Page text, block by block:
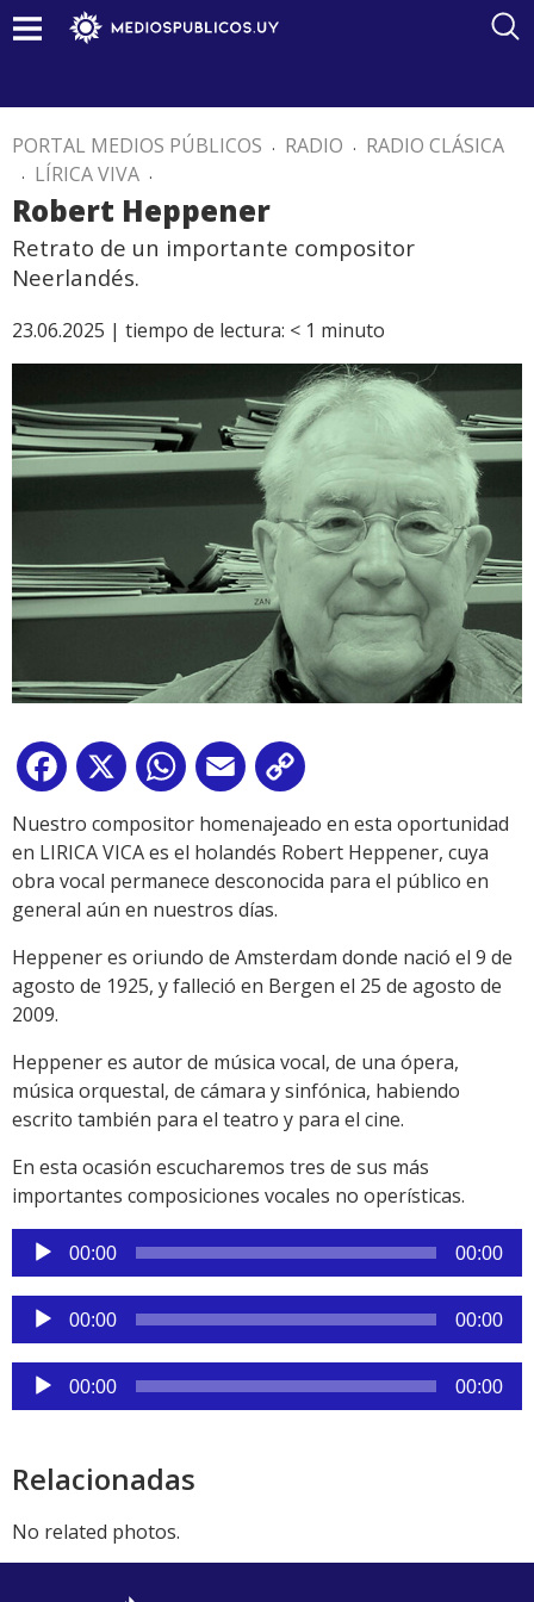
PORTAL MEDIOS PÚBLICOS . RADIO . RADIO CLÁSICA
. LÍRICA VIVA .
Robert Heppener
Retrato de un importante compositor
Neerlandés.
23.06.2025 | tiempo de lectura: < 1 minuto
Facebook
X WhatsApp
Email
Link
Nuestro compositor homenajeado en esta oportunidad
en LIRICA VICA es el holandés Robert Heppener, cuya
obra vocal permanece desconocida para el público en
general aún en nuestros días.
Heppener es oriundo de Amsterdam donde nació el 9 de
agosto de 1925, y falleció en Bergen el 25 de agosto de
2009.
Heppener es autor de música vocal, de una ópera,
música orquestal, de cámara y sinfónica, habiendo
escrito también para el teatro y para el cine.
En esta ocasión escucharemos tres de sus más
importantes composiciones vocales no operísticas.
Reproductor
de
audio
00:00 00:00
Reproductor
de
audio
00:00 00:00
Reproductor
de
00:00 00:00
Relacionadas
No related photos.